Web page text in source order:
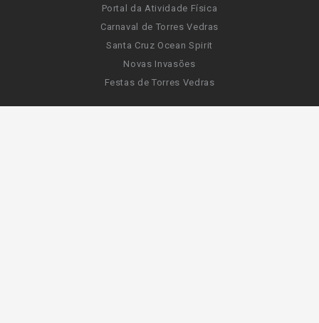
Portal da Atividade Física
Carnaval de Torres Vedras
Santa Cruz Ocean Spirit
Novas Invasões
Festas de Torres Vedras